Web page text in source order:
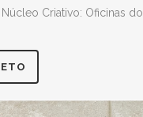
Criativo: Oficinas do